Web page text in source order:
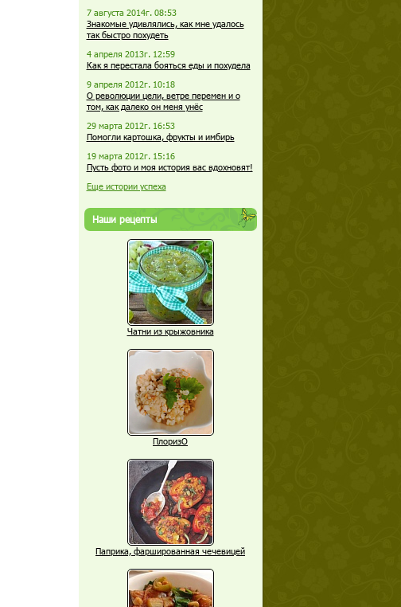
7 августа 2014г. 08:53
Знакомые удивлялись, как мне удалось
так быстро похудеть
4 апреля 2013г. 12:59
Как я перестала бояться еды и похудела
9 апреля 2012г. 10:18
О революции цели, ветре перемен и о
том, как далеко он меня унёс
29 марта 2012г. 16:53
Помогли картошка, фрукты и имбирь
19 марта 2012г. 15:16
Пусть фото и моя история вас вдохновят!
Еще истории успеха
Наши рецепты
Чатни из крыжовника
ПлоризО
Паприка, фаршированная чечевицей